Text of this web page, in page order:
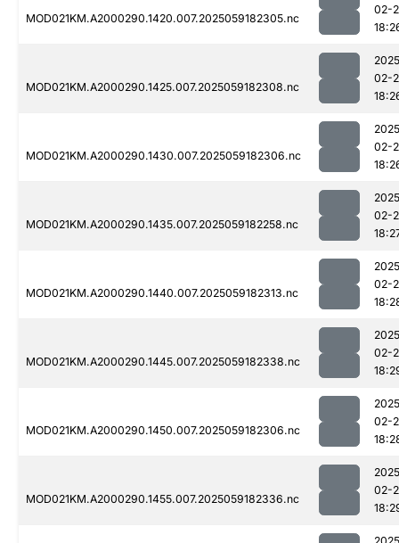
MOD021KM.A2000290.1420.007.2025059182305.nc
02-
MOD021KM.A2000290.1425.007.2025059182308.nc
02-
MOD021KM.A2000290.1430.007.2025059182306.nc
02-
MOD021KM.A2000290.1435.007.2025059182258.nc
02-
MOD021KM.A2000290.1440.007.2025059182313.nc
02-
MOD021KM.A2000290.1445.007.2025059182338.nc
02-
MOD021KM.A2000290.1450.007.2025059182306.nc
02-
MOD021KM.A2000290.1455.007.2025059182336.nc
02-